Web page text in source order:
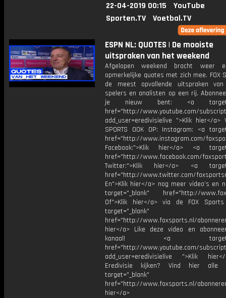
22-04-2019 00:15
YouTube
Sporten.TV
Voetbal.TV
ESPN NL: QUOTES | De mooiste
uitspraken van het weekend
Afgelopen weekend bracht weer
opmerkelijke quotes met zich mee. FOX
de meest opvallende uitspraken
spelers en analisten op een rij.
je nieuw bent: <a
href="http://www.youtube.com/
add_user=eredivisielive ">Klik hier</a>
SPORTS OOK OP: Instagram: <a
href="http://www.instagram.com/
Facebook:">Klik hier</a> <a
href="http://www.facebook.com/
Twitter:">Klik hier</a> <a
href="http://www.twitter.com/
En">Klik hier</a> nog meer video’s en
target="_blank" href="http://
Of">Klik hier</a> via de FOX
target="_blank"
href="http://www.foxsports.nl/
hier</a> Like deze video en
kanaal! <a
href="http://www.youtube.com/
add_user=eredivisielive ">Klik
Eredivisie kijken? Vind hier alle
target="_blank"
href="http://www.foxsports.nl/
hier</a>